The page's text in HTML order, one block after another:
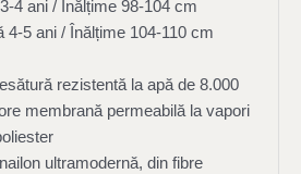
4 ani / Înălțime 98-104 cm
4-5 ani / Înălțime 104-110 cm
rezistentă la apă de 8.000
membrană permeabilă la vapori
ultramodernă, din fibre